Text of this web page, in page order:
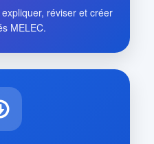
réviser et créer
MELEC.